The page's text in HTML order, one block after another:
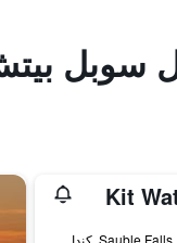
سوبل
Kit